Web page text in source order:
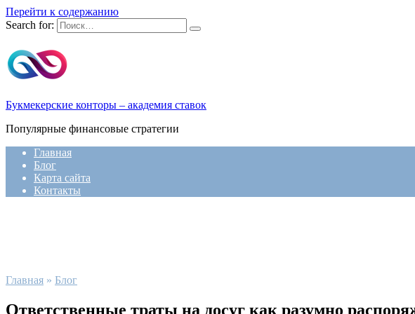
Перейти к содержанию
Search for:
Букмекерские конторы – академия ставок
Популярные финансовые стратегии
Главная
Блог
Карта сайта
Контакты
Главная » Блог
Ответственные траты на досуг как разумно